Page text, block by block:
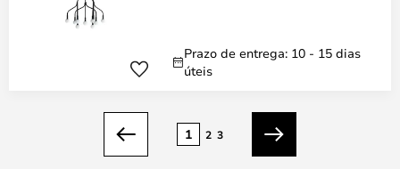
Prazo de entrega: 10 - 15 dias
úteis
Anterior
1 2 3
Seguinte